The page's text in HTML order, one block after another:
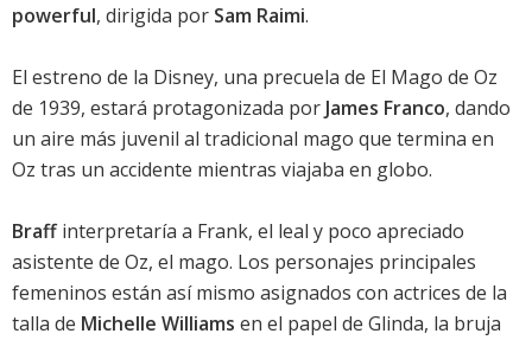
powerful, dirigida por Sam Raimi.
El estreno de la Disney, una precuela de El Mago de Oz
de 1939, estará protagonizada por James Franco, dando
un aire más juvenil al tradicional mago que termina en
Oz tras un accidente mientras viajaba en globo.
Braffinterpretaría a Frank, el leal y poco apreciado
asistente de Oz, el mago. Los personajes principales
femeninos están así mismo asignados con actrices de la
talla de Michelle Williams en el papel de Glinda, la bruja